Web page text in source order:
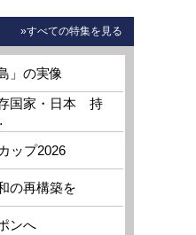
»すべての特集を見る
」の実像
国家・日本 持
ップ2026
の再構築を
ンへ